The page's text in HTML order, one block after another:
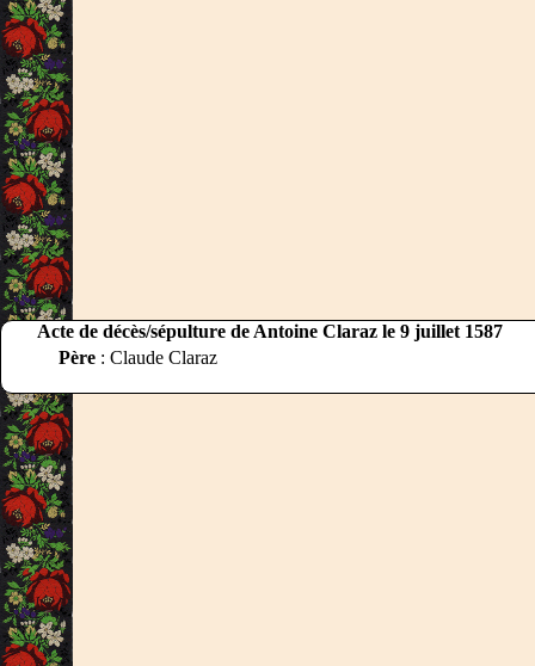
Acte de décès/sépulture de Antoine Claraz le 9 juillet 1587
Père : Claude Claraz